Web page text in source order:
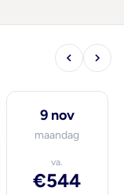
9 nov
maandag
va.
€544